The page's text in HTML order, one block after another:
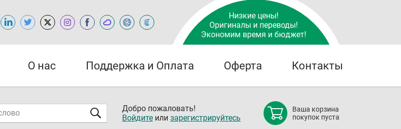
Низкие цены!
Оригиналы и переводы!
Экономим время и бюджет!
О нас Поддержка и Оплата Оферта Контакты
Добро пожаловать!
Войдите или зарегистрируйтесь
Ваша корзина
покупок пуста